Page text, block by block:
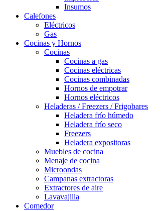
Insumos
Calefones
Eléctricos
Gas
Cocinas y Hornos
Cocinas
Cocinas a gas
Cocinas eléctricas
Cocinas combinadas
Hornos de empotrar
Hornos eléctricos
Heladeras / Freezers / Frigobares
Heladera frío húmedo
Heladera frío seco
Freezers
Heladera expositoras
Muebles de cocina
Menaje de cocina
Microondas
Campanas extractoras
Extractores de aire
Lavavajilla
Comedor